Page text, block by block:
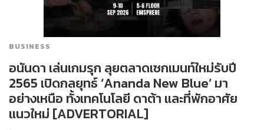
BUSINESS
อนันดา เล่นเกมรุก ลุยตลาดเซกเมนท์ใหม่รับปี
2565 เปิดกลยุทธ์ ‘Ananda New Blue’ มา
อย่างเหนือ ทั้งเทคโนโลยี ดาต้า และที่พักอาศัย
แนวใหม่ [ADVERTORIAL]